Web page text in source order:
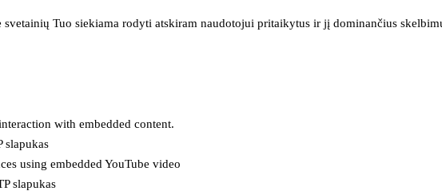
Tuo siekiama rodyti atskiram naudotojui pritaikytus ir jį dominančius
with embedded content.
slapukas
using embedded YouTube video
slapukas